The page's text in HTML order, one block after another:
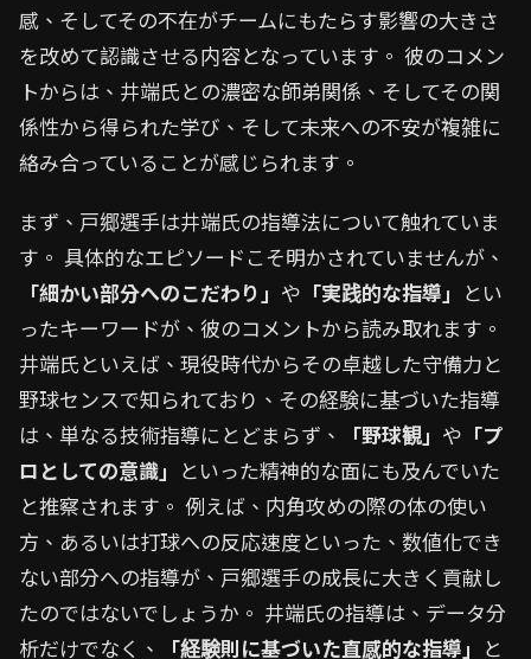
感、そしてその不在がチームにもたらす影響の大きさ
を改めて認識させる内容となっています。 彼のコメン
トからは、井端氏との濃密な師弟関係、そしてその関
係性から得られた学び、そして未来への不安が複雑に
絡み合っていることが感じられます。
まず、戸郷選手は井端氏の指導法について触れていま
す。 具体的なエピソードこそ明かされていませんが、
「細かい部分へのこだわり」 や 「実践的な指導」 とい
ったキーワードが、彼のコメントから読み取れます。
井端氏といえば、現役時代からその卓越した守備力と
野球センスで知られており、その経験に基づいた指導
は、単なる技術指導にとどまらず、
「野球観」 や 「プ
ロとしての意識」 といった精神的な面にも及んでいた
と推察されます。 例えば、内角攻めの際の体の使い
方、あるいは打球への反応速度といった、数値化でき
ない部分への指導が、戸郷選手の成長に大きく貢献し
たのではないでしょうか。 井端氏の指導は、データ分
析だけでなく、
「経験則に基づいた直感的な指導」 と